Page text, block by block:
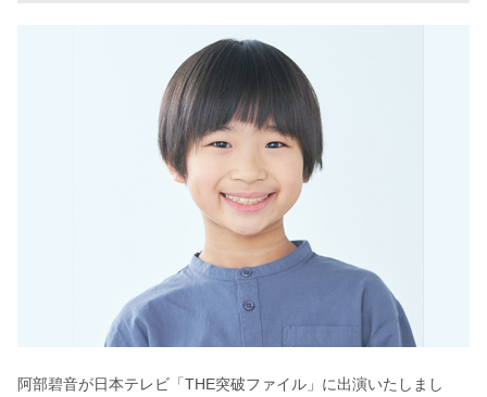
阿部碧音が日本テレビ「THE突破ファイル」に出演いたしまし